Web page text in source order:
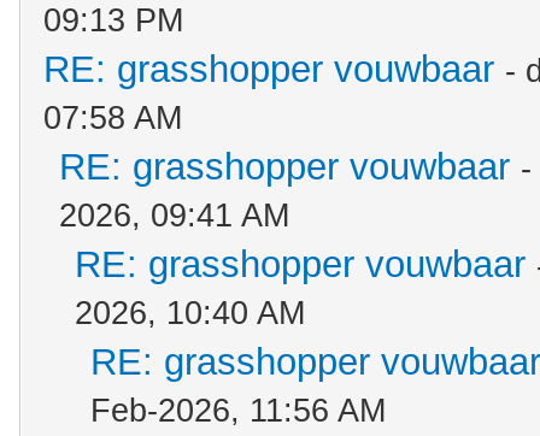
09:13 PM
RE: grasshopper vouwbaar -
07:58 AM
RE: grasshopper vouwbaar
2026, 09:41 AM
RE: grasshopper vouwbaar
2026, 10:40 AM
RE: grasshopper vouwbaar
Feb-2026, 11:56 AM